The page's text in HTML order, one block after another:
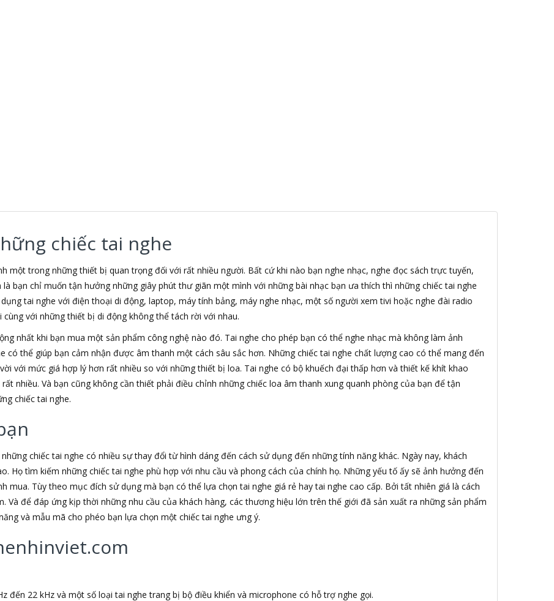
chiếc tai nghe
một trong những thiết bị quan trọng đối với rất nhiều người. Bất cứ khi nào bạn nghe nhạc, nghe đọc sách trực tuyến,
bạn chỉ muốn tận hưởng những giây phút thư giãn một mình với những bài nhạc bạn ưa thích thì những chiếc tai nghe
tai nghe với điện thoại di động, laptop, máy tính bảng, máy nghe nhạc, một số người xem tivi hoặc nghe đài radio
với những thiết bị di động không thể tách rời với nhau.
nhất khi bạn mua một sản phẩm công nghệ nào đó. Tai nghe cho phép bạn có thể nghe nhạc mà không làm ảnh
có thể giúp bạn cảm nhận được âm thanh một cách sâu sắc hơn. Những chiếc tai nghe chất lượng cao có thể mang đến
với mức giá hợp lý hơn rất nhiều so với những thiết bị loa. Tai nghe có bộ khuếch đại thấp hơn và thiết kế khít khao
nhiều. Và bạn cũng không cần thiết phải điều chỉnh những chiếc loa âm thanh xung quanh phòng của bạn để tận
chiếc tai nghe.
chiếc tai nghe có nhiều sự thay đổi từ hình dáng đến cách sử dụng đến những tính năng khác. Ngày nay, khách
Họ tìm kiếm những chiếc tai nghe phù hợp với nhu cầu và phong cách của chính họ. Những yếu tố ấy sẽ ảnh hưởng đến
mua. Tùy theo mục đích sử dụng mà bạn có thể lựa chọn tai nghe giá rẻ hay tai nghe cao cấp. Bởi tất nhiên giá là cách
Và để đáp ứng kịp thời những nhu cầu của khách hàng, các thương hiệu lớn trên thế giới đã sản xuất ra những sản phẩm
và mẫu mã cho phéo bạn lựa chọn một chiếc tai nghe ưng ý.
đến 22 kHz và một số loại tai nghe trang bị bộ điều khiển và microphone có hỗ trợ nghe gọi.